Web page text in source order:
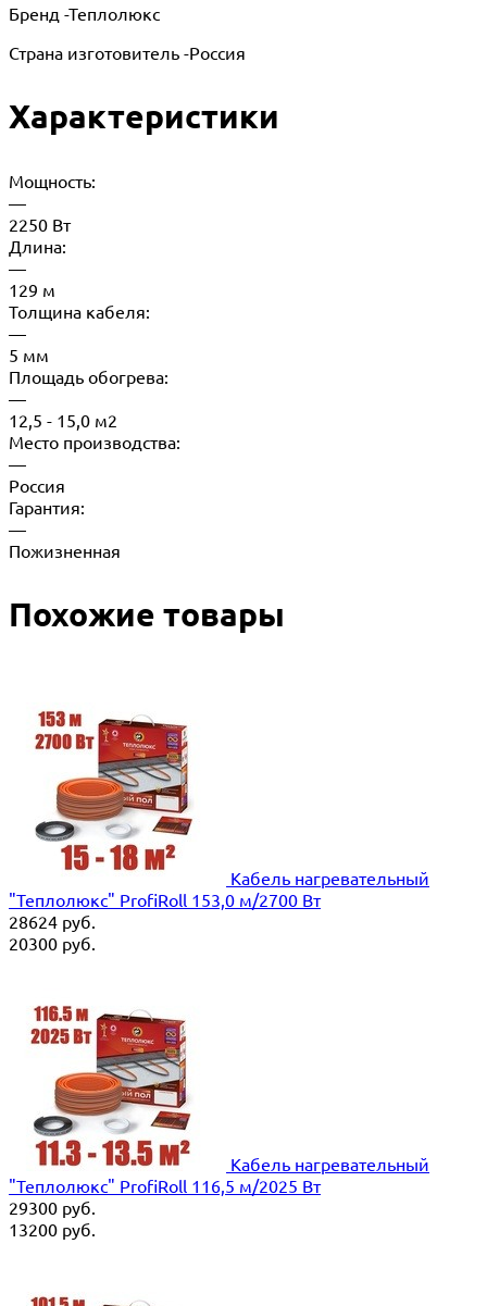
Бренд -Теплолюкс
Страна изготовитель -Россия
Характеристики
Мощность:
—
2250 Вт
Длина:
—
129 м
Толщина кабеля:
—
5 мм
Площадь обогрева:
—
12,5 - 15,0 м2
Место производства:
—
Россия
Гарантия:
—
Пожизненная
Похожие товары
Кабель нагревательный
"Теплолюкс" ProfiRoll 153,0 м/2700 Вт
28624 руб.
20300 руб.
Кабель нагревательный
"Теплолюкс" ProfiRoll 116,5 м/2025 Вт
29300 руб.
13200 руб.